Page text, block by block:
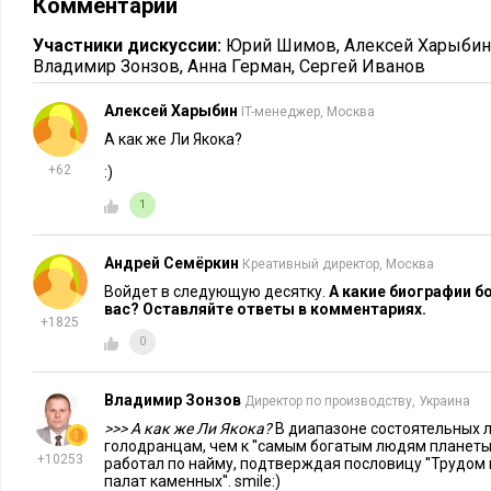
Цитата из книги:«Бизнес учит, чего могут добиться
Один человек может сделать только какую-то часть
вдохновляет их и попадает в такт их внутреннему
чудеса».
6. Уолтер Айзексон. «Стив Джобс»
Apple от рождения до последних
дружил, как работал и
Бонусы: содержимое iPoda Стива
его фотографий в приложении.
Комментарии
Участники дискуссии: Юрий Шимов, Алексей Харыбин
Владимир Зонзов, Анна Герман, Сергей Иванов
+62
Алексей Харыбин IT-менеджер, Москва
А как же Ли Якока?
:)
1
+1825
Андрей Семёркин Креативный директор, Москва
Войдет в следующую десятку. А какие биографии
вас? Оставляйте ответы в комментариях.
0
+10253
Владимир Зонзов Директор по производству, Украина
>>> А как же Ли Якока?В диапазоне состоятельных
голодранцам, чем к ''самым богатым людям
работал по найму, подтверждая пословицу
палат каменных''. smile:)